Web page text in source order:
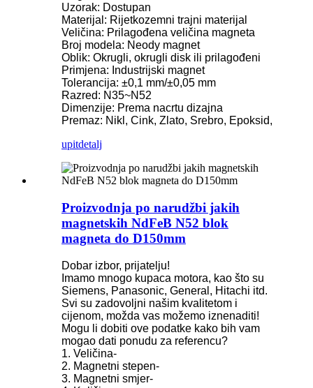
Uzorak: Dostupan
Materijal: Rijetkozemni trajni materijal
Veličina: Prilagođena veličina magneta
Broj modela: Neody magnet
Oblik: Okrugli, okrugli disk ili prilagođeni
Primjena: Industrijski magnet
Tolerancija: ±0,1 mm/±0,05 mm
Razred: N35~N52
Dimenzije: Prema nacrtu dizajna
Premaz: Nikl, Cink, Zlato, Srebro, Epoksid,
upitdetalj
Proizvodnja po narudžbi jakih
magnetskih NdFeB N52 blok
magneta do D150mm
Dobar izbor, prijatelju!
Imamo mnogo kupaca motora, kao što su
Siemens, Panasonic, General, Hitachi itd.
Svi su zadovoljni našim kvalitetom i
cijenom, možda vas možemo iznenaditi!
Mogu li dobiti ove podatke kako bih vam
mogao dati ponudu za referencu?
1. Veličina-
2. Magnetni stepen-
3. Magnetni smjer-